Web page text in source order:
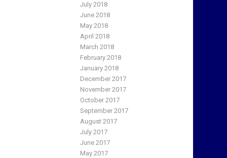
July 2018
June 2018
May 2018
April 2018
March 2018
February 2018
January 2018
December 2017
November 2017
October 2017
September 2017
August 2017
July 2017
June 2017
May 2017